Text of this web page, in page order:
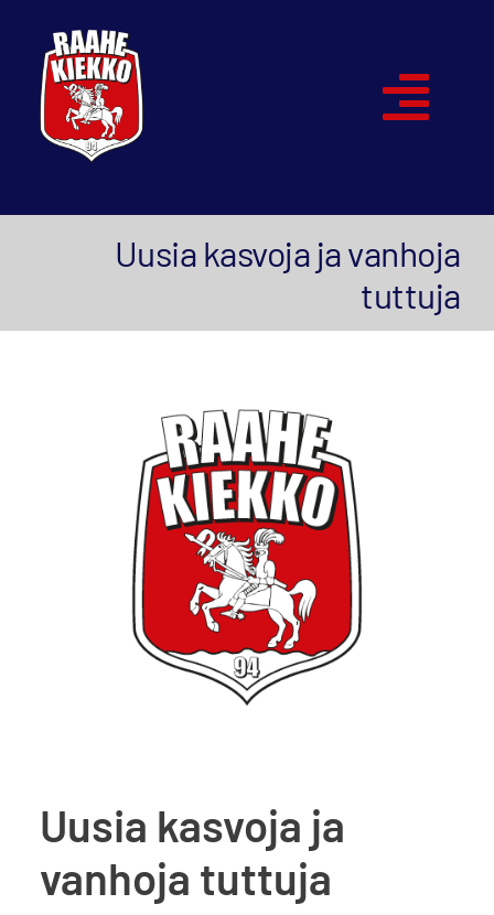
content
Joukkueet
Ajankohtaista
Uusia kasvoja ja vanhoja
tuttuja
Uusia kasvoja ja
vanhoja tuttuja